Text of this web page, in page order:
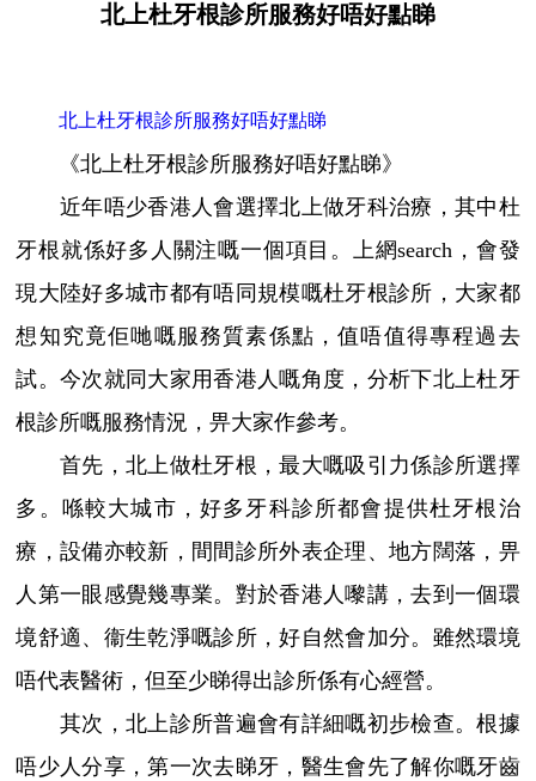
北上杜牙根診所服務好唔好點睇
北上杜牙根診所服務好唔好點睇
《北上杜牙根診所服務好唔好點睇》
近年唔少香港人會選擇北上做牙科治療，其中杜
牙根就係好多人關注嘅一個項目。上網search，會發
現大陸好多城市都有唔同規模嘅杜牙根診所，大家都
想知究竟佢哋嘅服務質素係點，值唔值得專程過去
試。今次就同大家用香港人嘅角度，分析下北上杜牙
根診所嘅服務情況，畀大家作參考。
首先，北上做杜牙根，最大嘅吸引力係診所選擇
多。喺較大城市，好多牙科診所都會提供杜牙根治
療，設備亦較新，間間診所外表企理、地方闊落，畀
人第一眼感覺幾專業。對於香港人嚟講，去到一個環
境舒適、衞生乾淨嘅診所，好自然會加分。雖然環境
唔代表醫術，但至少睇得出診所係有心經營。
其次，北上診所普遍會有詳細嘅初步檢查。根據
唔少人分享，第一次去睇牙，醫生會先了解你嘅牙齒